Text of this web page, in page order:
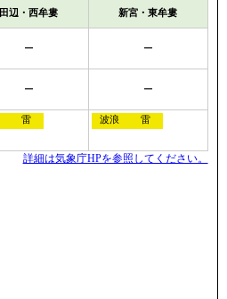
田辺・西牟婁 新宮・東牟婁
ー ー
ー ー
雷 波浪 雷
詳細は気象庁HPを参照してください。